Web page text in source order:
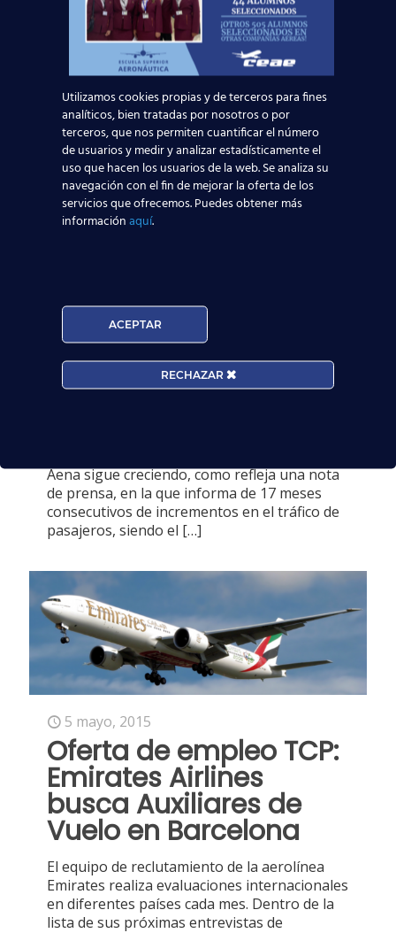
La compañía aérea Ryanair convocará hoy,
en Barcelona, un nuevo proceso de selección
para Tripulante de Cabina de Pasajeros.
Todos nuestros alumnos que
quieren promocionarse han introducido
previamente su[…]
12 mayo, 2015
Más de 14 millones de
pasajeros pasaron por
aeropuertos
Aena sigue creciendo, como refleja una nota
de prensa, en la que informa de 17 meses
consecutivos de incrementos en el tráfico de
pasajeros, siendo el […]
5 mayo, 2015
Oferta de empleo TCP:
Emirates Airlines
busca Auxiliares de
Vuelo en Barcelona
El equipo de reclutamiento de la aerolínea
Emirates realiza evaluaciones internacionales
en diferentes países cada mes. Dentro de la
lista de sus próximas entrevistas de
Utilizamos cookies propias y de terceros para fines
analíticos, bien tratadas por nosotros o por
terceros, que nos permiten cuantificar el número
de usuarios y medir y analizar estadísticamente el
uso que hacen los usuarios de la web. Se analiza su
navegación con el fin de mejorar la oferta de los
servicios que ofrecemos. Puedes obtener más
informaciónaquí.
ACEPTAR
RECHAZAR